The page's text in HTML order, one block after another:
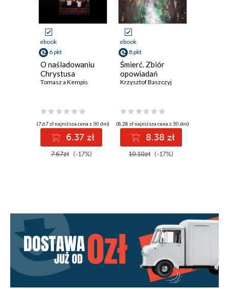
ebook
6 pkt
O naśladowaniu
Chrystusa
Tomasz a Kempis
(7,67 zł najniższa cena z 30 dni)
6.37 zł
7.67zł (-17%)
ebook
8 pkt
Śmierć. Zbiór
opowiadań
Krzysztof Baszczyj
(8,28 zł najniższa cena z 30 dni)
8.38 zł
10.10zł (-17%)